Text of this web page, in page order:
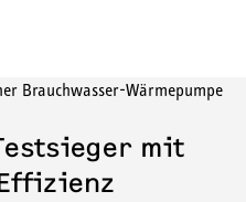
mit